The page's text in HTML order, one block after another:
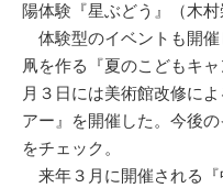
陽体験『星ぶどう』（木
体験型のイベントも開催
凧を作る『夏のこどもキ
月３日には美術館改修に
アー』を開催した。今後
をチェック。
来年３月に開催される『